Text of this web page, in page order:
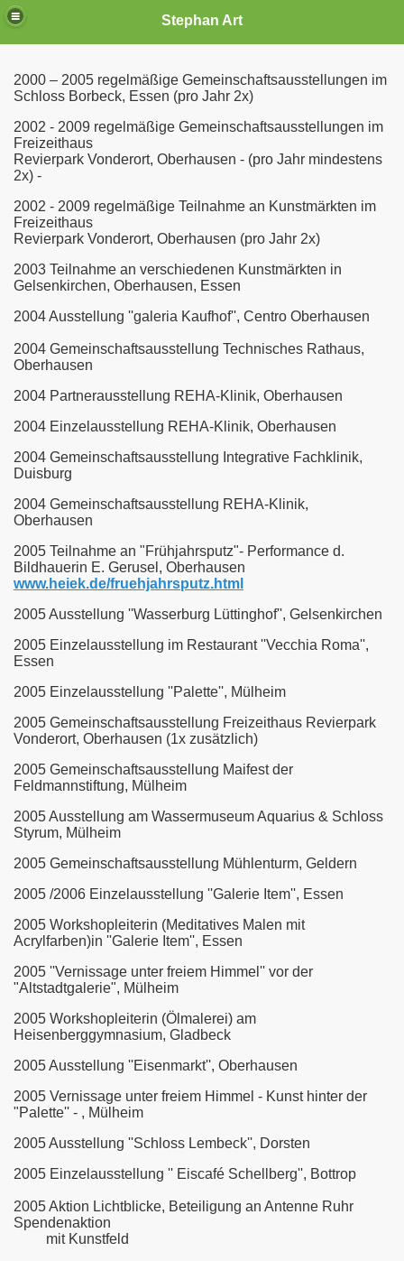
Stephan Art
2000 – 2005 regelmäßige Gemeinschaftsausstellungen im
Schloss Borbeck, Essen (pro Jahr 2x)
2002 - 2009 regelmäßige Gemeinschaftsausstellungen im
Freizeithaus
Revierpark Vonderort, Oberhausen - (pro Jahr mindestens
2x) -
2002 - 2009 regelmäßige Teilnahme an Kunstmärkten im
Freizeithaus
Revierpark Vonderort, Oberhausen (pro Jahr 2x)
2003 Teilnahme an verschiedenen Kunstmärkten in
Gelsenkirchen, Oberhausen, Essen
2004Ausstellung ''galeria Kaufhof'', Centro Oberhausen
2004 Gemeinschaftsausstellung Technisches Rathaus,
Oberhausen
2004 Partnerausstellung REHA-Klinik, Oberhausen
2004 Einzelausstellung REHA-Klinik, Oberhausen
2004 Gemeinschaftsausstellung Integrative Fachklinik,
Duisburg
2004 Gemeinschaftsausstellung REHA-Klinik,
Oberhausen
2005 Teilnahme an "Frühjahrsputz"- Performance d.
Bildhauerin E. Gerusel, Oberhausen
www.heiek.de/fruehjahrsputz.html
2005Ausstellung ''Wasserburg Lüttinghof'', Gelsenkirchen
2005 Einzelausstellung im Restaurant ''Vecchia Roma'',
Essen
2005 Einzelausstellung ''Palette'', Mülheim
2005 Gemeinschaftsausstellung Freizeithaus Revierpark
Vonderort, Oberhausen (1x zusätzlich)
2005 Gemeinschaftsausstellung Maifest der
Feldmannstiftung, Mülheim
2005Ausstellung am Wassermuseum Aquarius & Schloss
Styrum, Mülheim
2005 Gemeinschaftsausstellung Mühlenturm, Geldern
2005 /2006 Einzelausstellung ''Galerie Item'', Essen
2005 Workshopleiterin (Meditatives Malen mit
Acrylfarben)in ''Galerie Item'', Essen
2005 ''Vernissage unter freiem Himmel'' vor der
"Altstadtgalerie", Mülheim
2005 Workshopleiterin (Ölmalerei) am
Heisenberggymnasium, Gladbeck
2005Ausstellung ''Eisenmarkt'', Oberhausen
2005 Vernissage unter freiem Himmel - Kunst hinter der
"Palette'' - , Mülheim
2005Ausstellung ''Schloss Lembeck'', Dorsten
2005 Einzelausstellung '' Eiscafé Schellberg'', Bottrop
2005 Aktion Lichtblicke, Beteiligung an Antenne Ruhr
Spendenaktion
mit Kunstfeld